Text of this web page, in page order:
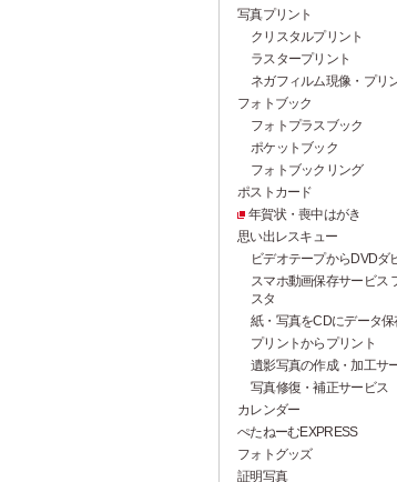
写真プリント
クリスタルプリント
ラスタープリント
ネガフィルム現像・プリ
フォトブック
フォトプラスブック
ポケットブック
フォトブックリング
ポストカード
年賀状・喪中はがき
思い出レスキュー
ビデオテープからDVDダ
スマホ動画保存サービス
スタ
紙・写真をCDにデータ保
プリントからプリント
遺影写真の作成・加工サ
写真修復・補正サービス
カレンダー
ぺたねーむEXPRESS
フォトグッズ
証明写真